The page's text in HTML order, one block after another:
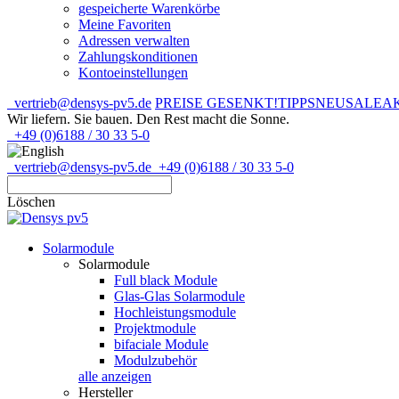
gespeicherte Warenkörbe
Meine Favoriten
Adressen verwalten
Zahlungskonditionen
Kontoeinstellungen
vertrieb@densys-pv5.de PREISE GESENKT!TIPPSNEUSALE
Wir liefern. Sie bauen. Den Rest macht die Sonne.
+49 (0)6188 / 30 33 5-0
vertrieb@densys-pv5.de +49 (0)6188 / 30 33 5-0
Löschen
Solarmodule
Solarmodule
Full black Module
Glas-Glas Solarmodule
Hochleistungsmodule
Projektmodule
bifaciale Module
Modulzubehör
alle anzeigen
Hersteller